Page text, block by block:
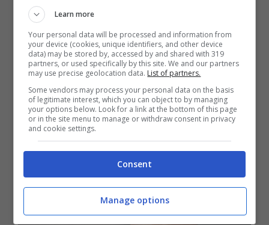
l’abitazione si raffreddi troppo e si riducono i
propri consumi di gas, migliorando l’efficienza
della caldaia in modo sensibile.
lavoro della caldaia
viene ridotto, dato che
essa non deve affrontare picchi di attività per
riscaldare ambienti molto freddi. L’impatto è
positivo anche perché si possono evitare
spese di manutenzione frequenti per farla
riparare.
Learn more
Your personal data will be processed and information from
your device (cookies, unique identifiers, and other device
data) may be stored by, accessed by and shared with 319
partners, or used specifically by this site. We and our partners
may use precise geolocation data. List of partners.
Some vendors may process your personal data on the basis
of legitimate interest, which you can object to by managing
your options below. Look for a link at the bottom of this page
or in the site menu to manage or withdraw consent in privacy
and cookie settings.
Consent
Manage options